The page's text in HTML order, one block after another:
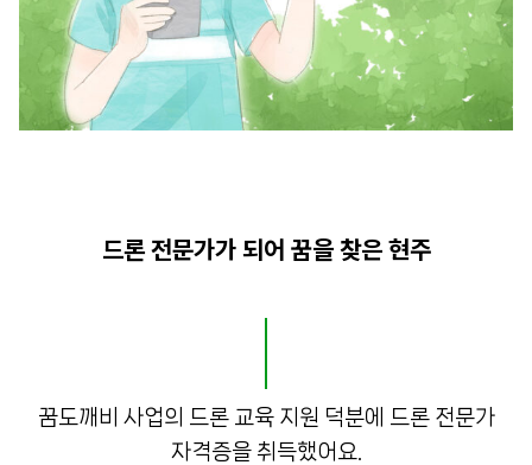
드론 전문가가 되어 꿈을 찾은 현주
꿈도깨비 사업의 드론 교육 지원 덕분에 드론 전문가
자격증을 취득했어요.